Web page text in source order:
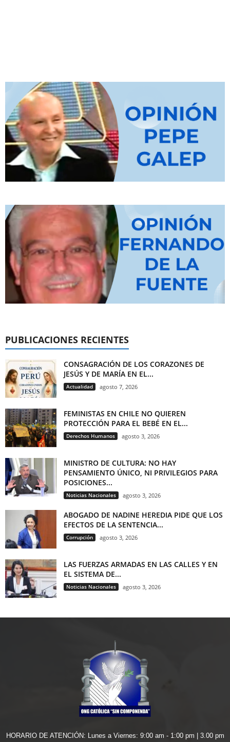
PUBLICACIONES RECIENTES
CONSAGRACIÓN DE LOS CORAZONES DE
JESÚS Y DE MARÍA EN EL...
Actualidad agosto 7, 2026
FEMINISTAS EN CHILE NO QUIEREN
PROTECCIÓN PARA EL BEBÉ EN EL...
Derechos Humanos agosto 3, 2026
MINISTRO DE CULTURA: NO HAY
PENSAMIENTO ÚNICO, NI PRIVILEGIOS PARA
POSICIONES...
Noticias Nacionales agosto 3, 2026
ABOGADO DE NADINE HEREDIA PIDE QUE LOS
EFECTOS DE LA SENTENCIA...
Corrupción agosto 3, 2026
LAS FUERZAS ARMADAS EN LAS CALLES Y EN
EL SISTEMA DE...
Noticias Nacionales agosto 3, 2026
HORARIO DE ATENCIÓN: Lunes a Viernes: 9:00 am - 1:00 pm | 3.00 pm